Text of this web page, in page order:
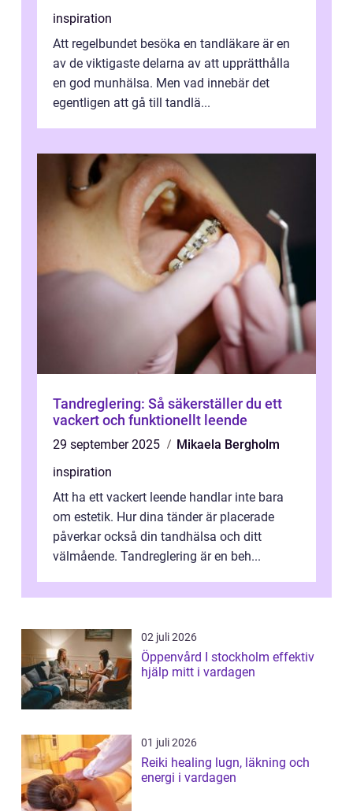
inspiration
Att regelbundet besöka en tandläkare är en
av de viktigaste delarna av att upprätthålla
en god munhälsa. Men vad innebär det
egentligen att gå till tandlä...
Tandreglering: Så säkerställer du ett
vackert och funktionellt leende
29 september 2025
Mikaela Bergholm
inspiration
Att ha ett vackert leende handlar inte bara
om estetik. Hur dina tänder är placerade
påverkar också din tandhälsa och ditt
välmående. Tandreglering är en beh...
02 juli 2026
Öppenvård I stockholm effektiv
hjälp mitt i vardagen
01 juli 2026
Reiki healing lugn, läkning och
energi i vardagen